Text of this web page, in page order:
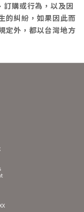
訂購或行為，以及因
的糾紛，如果因此而
定外，都以台灣地方